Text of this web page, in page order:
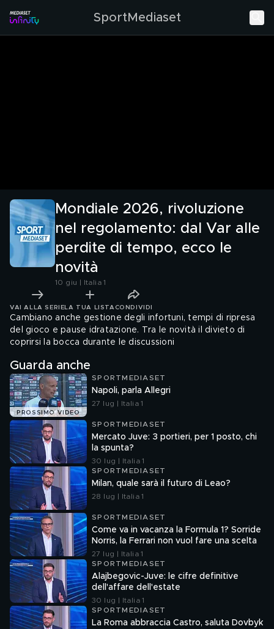
SportMediaset
Mondiale 2026, rivoluzione
nel regolamento: dal Var alle
perdite di tempo, ecco le
novità
10 giu | Italia 1
VAI ALLA SERIE LA TUA LISTA CONDIVIDI
Cambiano anche gestione degli infortuni, tempi di ripresa
del gioco e pause idratazione. Tra le novità il divieto di
coprirsi la bocca durante le discussioni
Guarda anche
PROSSIMO VIDEO
SPORTMEDIASET
Napoli, parla Allegri
27 lug | Italia 1
SPORTMEDIASET
Mercato Juve: 3 portieri, per 1 posto, chi
la spunta?
30 lug | Italia 1
SPORTMEDIASET
Milan, quale sarà il futuro di Leao?
28 lug | Italia 1
SPORTMEDIASET
Come va in vacanza la Formula 1? Sorride
Norris, la Ferrari non vuol fare una scelta
27 lug | Italia 1
SPORTMEDIASET
Alajbegovic-Juve: le cifre definitive
dell'affare dell'estate
30 lug | Italia 1
SPORTMEDIASET
La Roma abbraccia Castro, saluta Dovbyk